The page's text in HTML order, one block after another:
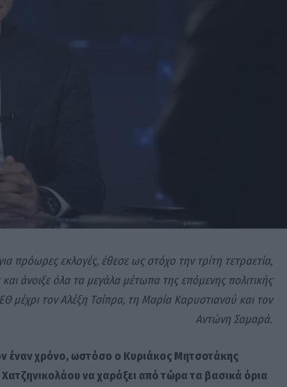
πρόωρες εκλογές, έθεσε ως στόχο την τρίτη τετραετία,
άνοιξε όλα τα μεγάλα μέτωπα της επόμενης πολιτικής
μέχρι τον Αλέξη Τσίπρα, τη Μαρία Καρυστιανού και τον
Αντώνη Σαμαρά.
έναν χρόνο, ωστόσο ο Κυριάκος Μητσοτάκης
να χαράξει από τώρα τα βασικά όρια